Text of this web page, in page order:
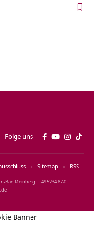
Folge uns
Meinberg · +49 5234 87‑0 ·
Sitemap RSS
Banner